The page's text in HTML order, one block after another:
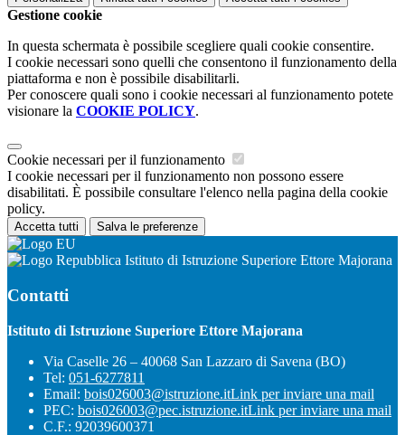
Gestione cookie
In questa schermata è possibile scegliere quali cookie consentire.
I cookie necessari sono quelli che consentono il funzionamento della
piattaforma e non è possibile disabilitarli.
Per conoscere quali sono i cookie necessari al funzionamento potete
visionare la COOKIE POLICY.
Cookie necessari per il funzionamento
I cookie necessari per il funzionamento non possono essere
disabilitati. È possibile consultare l'elenco nella pagina della cookie
policy.
Accetta tutti Salva le preferenze
Istituto di Istruzione Superiore Ettore Majorana
Contatti
Istituto di Istruzione Superiore Ettore Majorana
Via Caselle 26 – 40068 San Lazzaro di Savena (BO)
Tel: 051-6277811
Email: bois026003@istruzione.itLink per inviare una mail
PEC: bois026003@pec.istruzione.itLink per inviare una mail
C.F.: 92039600371